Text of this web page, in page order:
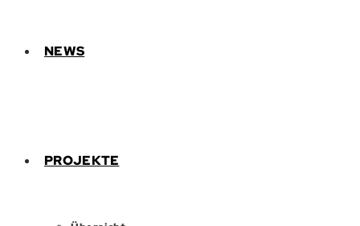
NEWS
PROJEKTE